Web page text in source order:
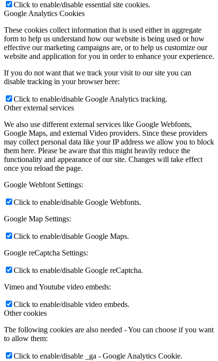
Click to enable/disable essential site cookies.
Google Analytics Cookies
These cookies collect information that is used either in aggregate
form to help us understand how our website is being used or how
effective our marketing campaigns are, or to help us customize our
website and application for you in order to enhance your experience.
If you do not want that we track your visit to our site you can
disable tracking in your browser here:
Click to enable/disable Google Analytics tracking.
Other external services
We also use different external services like Google Webfonts,
Google Maps, and external Video providers. Since these providers
may collect personal data like your IP address we allow you to block
them here. Please be aware that this might heavily reduce the
functionality and appearance of our site. Changes will take effect
once you reload the page.
Google Webfont Settings:
Click to enable/disable Google Webfonts.
Google Map Settings:
Click to enable/disable Google Maps.
Google reCaptcha Settings:
Click to enable/disable Google reCaptcha.
Vimeo and Youtube video embeds:
Click to enable/disable video embeds.
Other cookies
The following cookies are also needed - You can choose if you want
to allow them:
Click to enable/disable _ga - Google Analytics Cookie.